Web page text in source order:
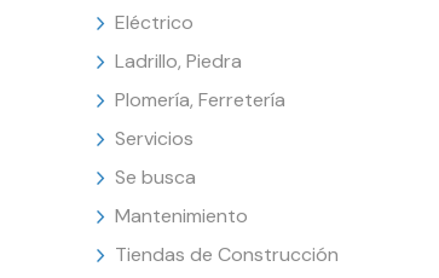
Eléctrico
Ladrillo, Piedra
Plomería, Ferretería
Servicios
Se busca
Mantenimiento
Tiendas de Construcción